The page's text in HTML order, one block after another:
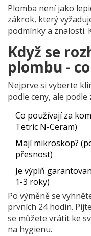
Plomba není jako
zákrok, který
podmínky a znalosti.
Když se
plombu -
Nejprve si vyberte
podle ceny, ale
Co používají za
Tetric N-Ceram)
Mají mikroskop?
přesnost)
Je výplň
1-3 roky)
Po výměně se
prvních 24 hodin.
se můžete vrátit ke
na hygienu.